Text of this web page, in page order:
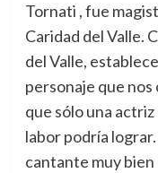
Tornati , fue
Caridad del Valle.
del Valle,
personaje que
que sólo una
labor podría
cantante muy